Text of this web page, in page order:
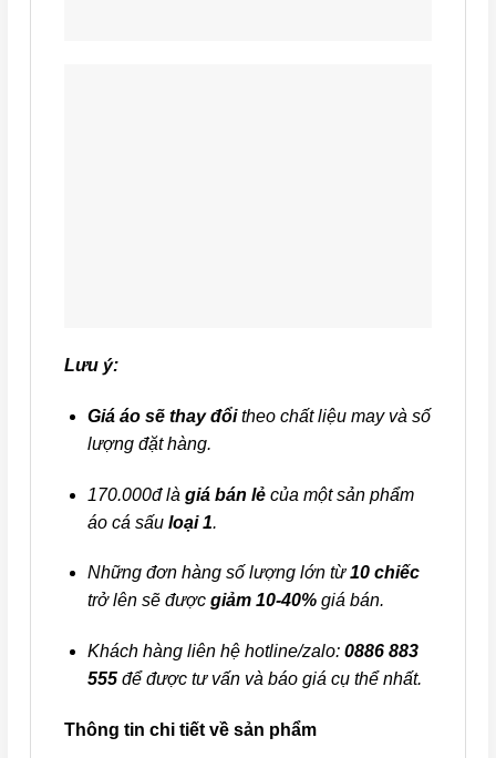
Lưu ý:
Giá áo sẽ thay đổitheo chất liệu may và số
lượng đặt hàng.
170.000đ là giá bán lẻcủa một sản phẩm
áo cá sấuloại 1.
Những đơn hàng số lượng lớn từ10 chiếc
trở lên sẽ được giảm 10-40%giá bán.
Khách hàng liên hệ hotline/zalo:0886 883
555để được tư vấn và báo giá cụ thể nhất.
Thông tin chi tiết về sản phẩm